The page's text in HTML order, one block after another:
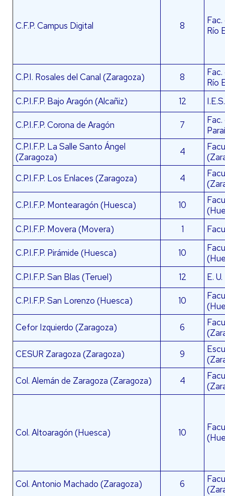
C.F.P. Campus Digital 8
Río
C.P.I. Rosales del Canal (Zaragoza) 8
Río
C.P.I.F.P. Bajo Aragón (Alcañiz)
12
C.P.I.F.P. Corona de Aragón 7
C.P.I.F.P. La Salle Santo Ángel
(Zaragoza)
4
C.P.I.F.P. Los Enlaces (Zaragoza)
4
C.P.I.F.P. Montearagón (Huesca)
10
C.P.I.F.P. Movera (Movera)
1
C.P.I.F.P. Pirámide (Huesca) 10
C.P.I.F.P. San Blas (Teruel)
12 E.
C.P.I.F.P. San Lorenzo (Huesca) 10
Cefor Izquierdo (Zaragoza)
6
CESUR Zaragoza (Zaragoza)
9
Col. Alemán de Zaragoza (Zaragoza)
4
Col. Altoaragón (Huesca) 10
Col. Antonio Machado (Zaragoza) 6